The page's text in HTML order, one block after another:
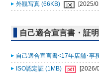
外観写真 (66KB) [2025/
自己適合宣言書・証
自己適合宣言書<17年店舗･事
ISO認定証 (1MB)
[2026/